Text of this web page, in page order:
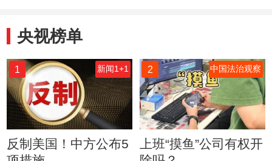
央视榜单
1 新闻1+1
反制美国！中方公布5
2 中国法治观察
上班“摸鱼”公司有权开